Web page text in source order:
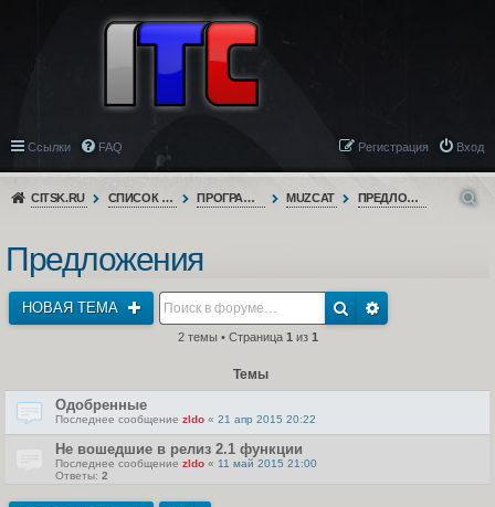
Ссылки FAQ Вход
Регистрация
CITSK.RU СПИСОК ФОРУМОВ ПРОГРАММНОЕ ОБЕСПЕЧЕНИЕ MUZCAT ПРЕДЛОЖЕНИЯ
Предложения
НОВАЯ ТЕМА
2 темы • Страница 1 из 1
Темы
Одобренные
Последнее сообщение zldo « 21 апр 2015 20:22
Не вошедшие в релиз 2.1 функции
Последнее сообщение zldo « 11 май 2015 21:00
Ответы: 2